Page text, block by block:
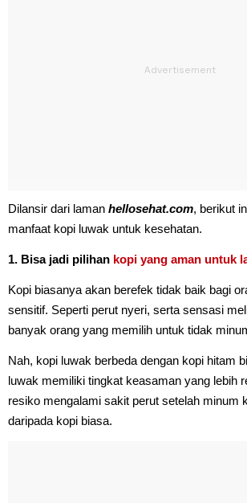
Dilansir dari laman hellosehat.com, berikut
manfaat kopi luwak untuk kesehatan.
1. Bisa jadi pilihan kopi yang aman untuk
Kopi biasanya akan berefek tidak baik bagi
sensitif. Seperti perut nyeri, serta sensasi
banyak orang yang memilih untuk tidak
Nah, kopi luwak berbeda dengan kopi hitam
luwak memiliki tingkat keasaman yang lebih
resiko mengalami sakit perut setelah minum
daripada kopi biasa.